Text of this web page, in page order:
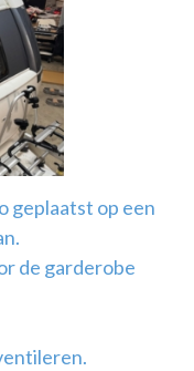
geplaatst op een
de garderobe